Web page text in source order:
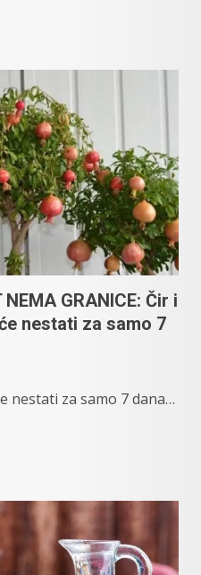
GRANICE: Čir i
nestati za samo 7
nestati za samo 7 dana…